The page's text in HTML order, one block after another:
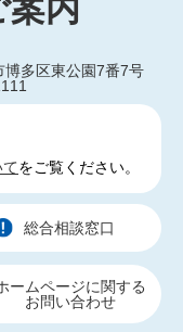
案内
博多区東公園7番7号
をご覧ください。
総合相談窓口
ームページに関する
お問い合わせ